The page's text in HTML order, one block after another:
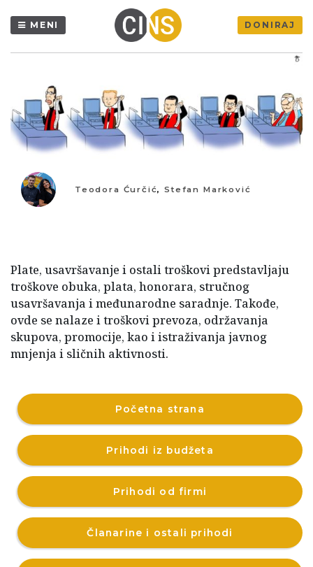
MENI DONIRAJ
Teodora Ćurčić,Stefan Marković
Plate, usavršavanje i ostali troškovi predstavljaju
troškove obuka, plata, honorara, stručnog
usavršavanja i međunarodne saradnje. Takođe,
ovde se nalaze i troškovi prevoza, održavanja
skupova, promocije, kao i istraživanja javnog
mnjenja i sličnih aktivnosti.
Početna strana
Prihodi iz budžeta
Prihodi od firmi
Članarine i ostali prihodi